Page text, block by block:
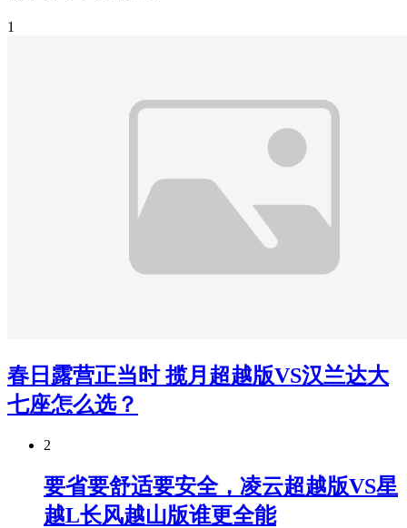
1
春日露营正当时 揽月超越版VS汉兰达大
七座怎么选？
2
要省要舒适要安全，凌云超越版VS星
越L长风越山版谁更全能